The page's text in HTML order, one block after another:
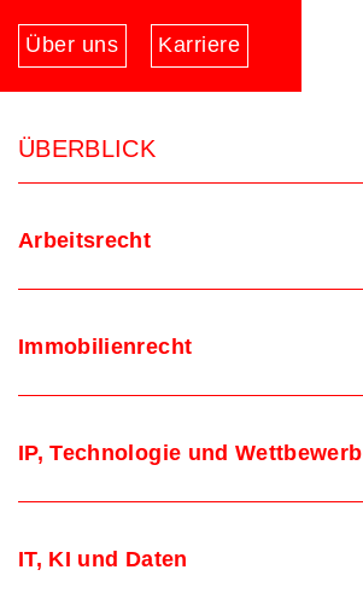
Über uns Karriere
ÜBERBLICK
Arbeitsrecht
Immobilienrecht
IP, Technologie und Wettbewerb
IT, KI und Daten